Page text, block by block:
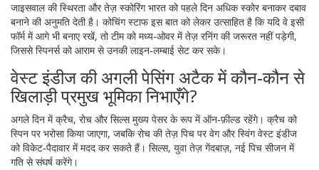
जाइसवाल की स्थिरता और तेज़ स्कोरिंग भारत को पहले दिन अधिक स्कोर बनाकर दबाव
बनाने की अनुमति देती है। कोचिंग स्टाफ इस बात को लेकर उत्साहित है कि यदि वे इसी
फॉर्म में आगे भी बनाए रखें, तो टीम को मध्य‑ओवर में तेज़ रनिंग की जरूरत नहीं पड़ेगी,
जिससे स्पिनर्स को आराम से उनकी लाइन‑लम्बाई सेट कर सके।
वेस्ट इंडीज की अगली पेसिंग अटैक में कौन‑कौन से
खिलाड़ी प्रमुख भूमिका निभाएँगे?
अगले दिन में क्रैच, रोच और सिल्स मुख्य पेसर के रूप में ऑन‑फ़ील्ड रहेंगे। क्रैच को
स्पिन पर भरोसा किया जाएगा, जबकि रोच की तेज़ पिच पर वेग और स्विंग वेस्ट इंडीज
को विकेट‑पैदावार में मदद कर सकते हैं। सिल्स, युवा तेज़ गेंदबाज़, नई पिच सीजन में
गति से संघर्ष करेंगे।